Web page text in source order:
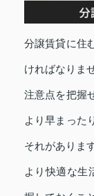
分譲賃貸に住
ければなりま
注意点を把握
より早まった
それがあります
より快適な生